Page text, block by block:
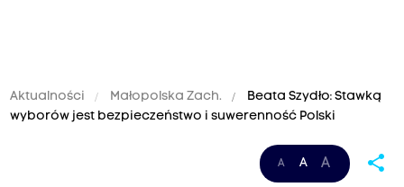
Aktualności Małopolska Zach.
Beata Szydło: Stawką
wyborów jest bezpieczeństwo i suwerenność Polski
A A A share